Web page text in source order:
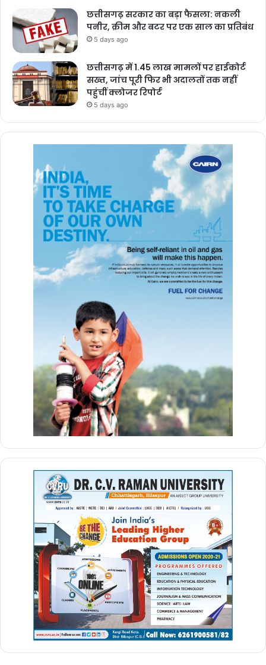
छत्तीसगढ़ सरकार का बड़ा फैसला: नकली
पनीर, क्रीम और बटर पर एक साल का प्रतिबंध
5 days ago
छत्तीसगढ़ में 1.45 लाख मामलों पर हाईकोर्ट
सख्त, जांच पूरी फिर भी अदालतों तक नहीं
पहुंचीं क्लोजर रिपोर्ट
5 days ago